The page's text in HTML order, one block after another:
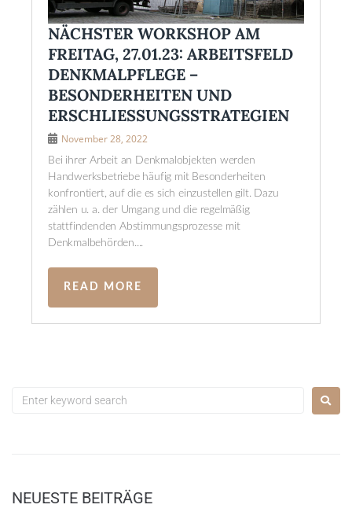
NÄCHSTER WORKSHOP AM
FREITAG, 27.01.23: ARBEITSFELD
DENKMALPFLEGE –
BESONDERHEITEN UND
ERSCHLIESSUNGSSTRATEGIEN
November 28, 2022
Bei ihrer Arbeit an Denkmalobjekten werden
Handwerksbetriebe häufig mit Besonderheiten
konfrontiert, auf die es sich einzustellen gilt. Dazu
zählen u. a. der Umgang und die regelmäßig
stattfindenden Abstimmungsprozesse mit
Denkmalbehörden....
READ MORE
NEUESTE BEITRÄGE